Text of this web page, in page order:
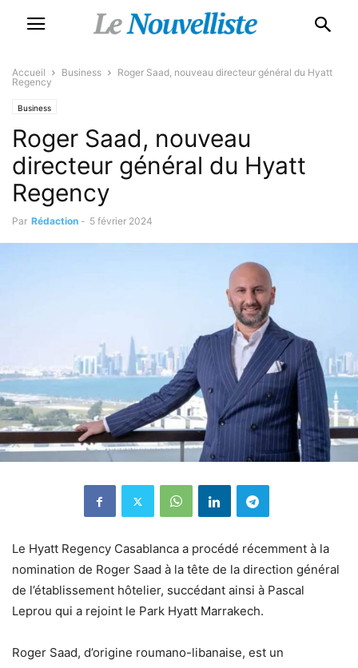
Accueil Business
Roger Saad, nouveau directeur général du Hyatt
Regency
Business
Roger Saad, nouveau
directeur général du Hyatt
Regency
Par Rédaction - 5 février 2024
Le Hyatt Regency Casablanca a procédé récemment à la
nomination de Roger Saad à la tête de la direction général
de l’établissement hôtelier, succédant ainsi à Pascal
Leprou qui a rejoint le Park Hyatt Marrakech.
Roger Saad, d’origine roumano-libanaise, est un